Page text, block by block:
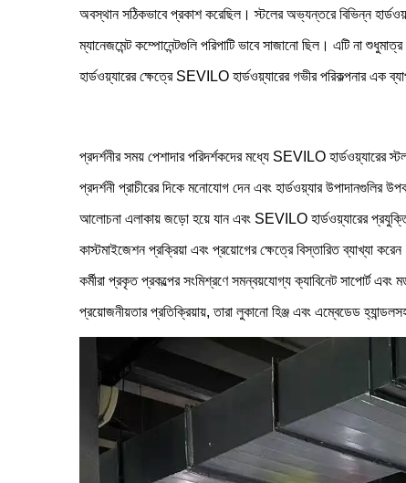
অবস্থান সঠিকভাবে প্রকাশ করেছিল। স্টলের অভ্যন্তরে বিভিন্ন
ম্যানেজমেন্ট কম্পোনেন্টগুলি পরিপাটি ভাবে সাজানো ছিল। এটি না
হার্ডওয়্যারের ক্ষেত্রে SEVILO হার্ডওয়্যারের গভীর পরিকল্পনার এক
প্রদর্শনীর সময় পেশাদার পরিদর্শকদের মধ্যে SEVILO হার্ডওয়্যারের
প্রদর্শনী প্রাচীরের দিকে মনোযোগ দেন এবং হার্ডওয়্যার
আলোচনা এলাকায় জড়ো হয়ে যান এবং SEVILO হার্ডওয়্যারের
কাস্টমাইজেশন প্রক্রিয়া এবং প্রয়োগের ক্ষেত্রে বিস্তারিত ব্যাখ্যা
কর্মীরা প্রকৃত প্রকল্পের সংমিশ্রণে সমন্বয়যোগ্য ক্যাবিনেট সাপোর্ট এবং
প্রয়োজনীয়তার প্রতিক্রিয়ায়, তারা লুকানো হিঞ্জ এবং এম্বেডেড